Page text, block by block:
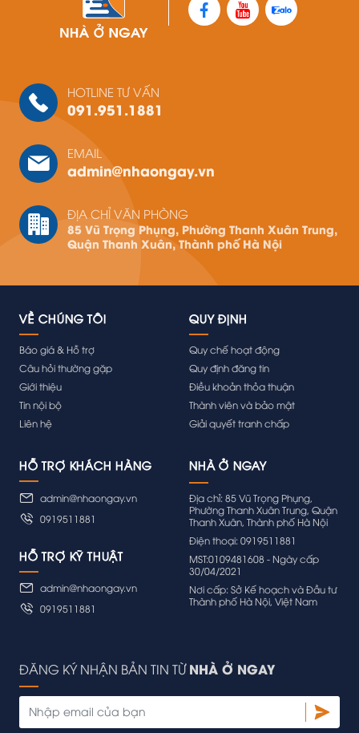
HOTLINE TƯ VẤN
091.951.1881
EMAIL
admin@nhaongay.vn
ĐỊA CHỈ VĂN PHÒNG
85 Vũ Trọng Phụng, Phường Thanh Xuân Trung,
Quận Thanh Xuân, Thành phố Hà Nội
VỀ CHÚNG TÔI
Báo giá & Hỗ trợ
Câu hỏi thường gặp
Giới thiệu
Tin nội bộ
Liên hệ
QUY ĐỊNH
Quy chế hoạt động
Quy định đăng tin
Điều khoản thỏa thuận
Thành viên và bảo mật
Giải quyết tranh chấp
HỖ TRỢ KHÁCH HÀNG
admin@nhaongay.vn
0919511881
HỖ TRỢ KỸ THUẬT
admin@nhaongay.vn
0919511881
Địa chỉ: 85 Vũ Trọng Phụng,
Phường Thanh Xuân Trung, Quận
Thanh Xuân, Thành phố Hà Nội
Điện thoại: 0919511881
MST:0109481608 - Ngày cấp
30/04/2021
Nơi cấp: Sở Kế hoạch và Đầu tư
Thành phố Hà Nội, Việt Nam
ĐĂNG KÝ NHẬN BẢN TIN TỪNHÀ Ở NGAY